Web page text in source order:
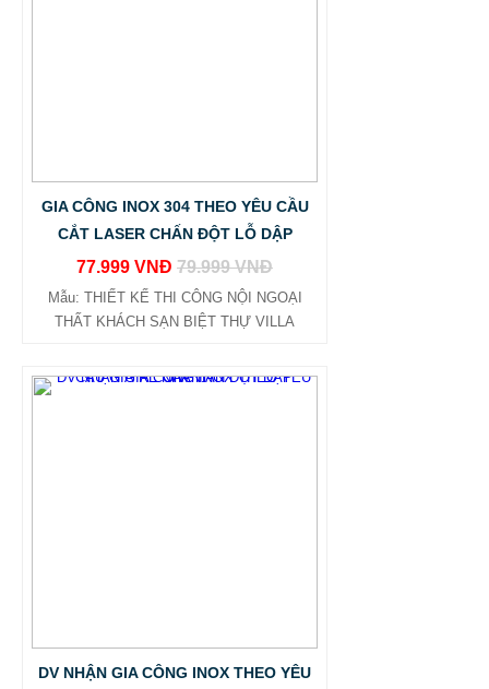
GIA CÔNG INOX 304 THEO YÊU CẦU
CẮT LASER CHẤN ĐỘT LỖ DẬP
77.999 VNĐ 79.999 VNĐ
Mẫu: THIẾT KẾ THI CÔNG NỘI NGOẠI
THẤT KHÁCH SẠN BIỆT THỰ VILLA
DV NHẬN GIA CÔNG INOX THEO YÊU